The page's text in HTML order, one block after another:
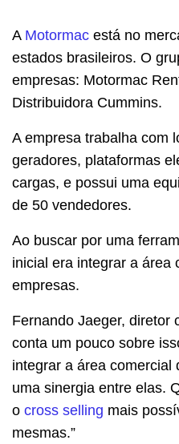
A Motormac está no
estados brasileiros. O
empresas: Motormac
Distribuidora Cummins.
A empresa trabalha com
geradores, plataformas
cargas, e possui uma
de 50 vendedores.
Ao buscar por uma
inicial era integrar a área
empresas.
Fernando Jaeger, diretor
conta um pouco sobre
integrar a área comercial
uma sinergia entre elas.
o cross selling mais
mesmas.”